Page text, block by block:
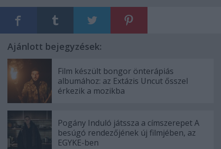
Ajánlott bejegyzések:
Film készült bongor önterápiás
albumához: az Extázis Uncut ősszel
érkezik a mozikba
Pogány Induló játssza a címszerepet A
besúgó rendezőjének új filmjében, az
EGYKE-ben